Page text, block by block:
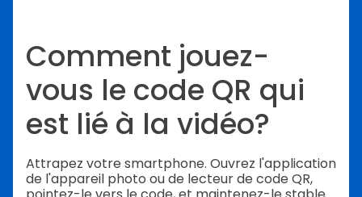
Comment jouez-
vous le code QR qui
est lié à la vidéo?
Attrapez votre smartphone. Ouvrez l'application
de l'appareil photo ou de lecteur de code QR,